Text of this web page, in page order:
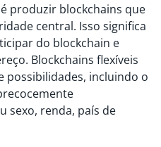
produzir blockchains que
central. Isso significa
do blockchain e
Blockchains flexíveis
possibilidades, incluindo o
sexo, renda, país de